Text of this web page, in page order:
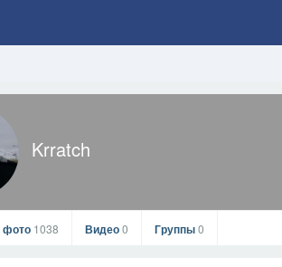
Krratch
фото 1038 Видео0 Группы0